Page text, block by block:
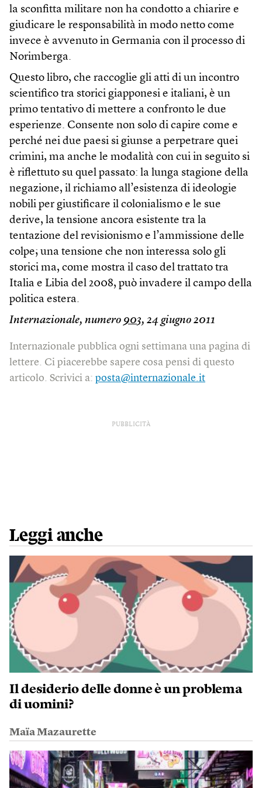
la sconfitta militare non ha condotto a chiarire e
giudicare le responsabilità in modo netto come
invece è avvenuto in Germania con il processo di
Norimberga.
Questo libro, che raccoglie gli atti di un incontro
scientifico tra storici giapponesi e italiani, è un
primo tentativo di mettere a confronto le due
esperienze. Consente non solo di capire come e
perché nei due paesi si giunse a perpetrare quei
crimini, ma anche le modalità con cui in seguito si
è riflettuto su quel passato: la lunga stagione della
negazione, il richiamo all’esistenza di ideologie
nobili per giustificare il colonialismo e le sue
derive, la tensione ancora esistente tra la
tentazione del revisionismo e l’ammissione delle
colpe; una tensione che non interessa solo gli
storici ma, come mostra il caso del trattato tra
Italia e Libia del 2008, può invadere il campo della
politica estera.
Internazionale, numero 903, 24 giugno 2011
Internazionale pubblica ogni settimana una pagina di
lettere. Ci piacerebbe sapere cosa pensi di questo
articolo. Scrivici a: posta@internazionale.it
PUBBLICITÀ
Leggi anche
Il desiderio delle donne è un problema
di uomini?
Maïa Mazaurette